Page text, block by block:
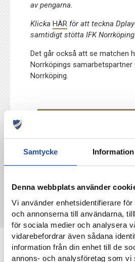
Samtycke Information
Denna webbplats använder
Vi använder enhetsidentifierare
och annonserna till användarna,
för sociala medier och analysera
vidarebefordrar även sådana
information från din enhet till de
annons- och analysföretag som vi
av pengarna.
KlickaHÄR för att teckna
samtidigt stötta IFK
Det går också att se matchen
Norrköpings samarbetspartner
Norrköping.
NYHETER